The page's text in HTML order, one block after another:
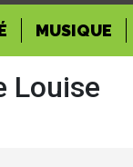
MUSIQUE
Louise